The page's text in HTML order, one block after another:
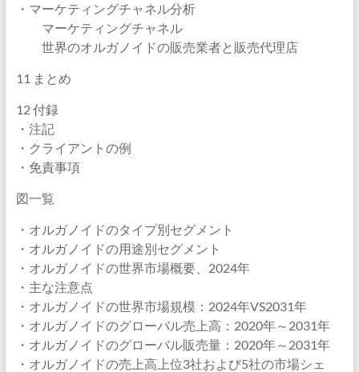
・マーケティングチャネル分析
マーケティングチャネル
世界のオルガノイドの販売業者と販売代理店
11 まとめ
12 付録
・注記
・クライアントの例
・免責事項
図一覧
・オルガノイドのタイプ別セグメント
・オルガノイドの用途別セグメント
・オルガノイドの世界市場概要、2024年
・主な注意点
・オルガノイドの世界市場規模：2024年VS2031年
・オルガノイドのグローバル売上高：2020年～2031年
・オルガノイドのグローバル販売量：2020年～2031年
・オルガノイドの売上高上位3社および5社の市場シェ